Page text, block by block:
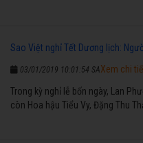
Sao Việt nghỉ Tết Dương lịch:
03/01/2019 10:01:54 SA
Trong kỳ nghỉ lễ bốn ngày, Lan
còn Hoa hậu Tiểu Vy, Đặng Thu
Xem chi